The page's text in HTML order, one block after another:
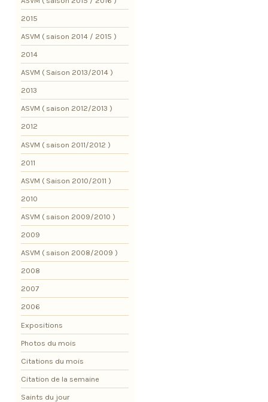
2015
ASVM ( saison 2014 / 2015 )
2014
ASVM ( Saison 2013/2014 )
2013
ASVM ( saison 2012/2013 )
2012
ASVM ( saison 2011/2012 )
2011
ASVM ( Saison 2010/2011 )
2010
ASVM ( saison 2009/2010 )
2009
ASVM ( saison 2008/2009 )
2008
2007
2006
Expositions
Photos du mois
Citations du mois
Citation de la semaine
Saints du jour